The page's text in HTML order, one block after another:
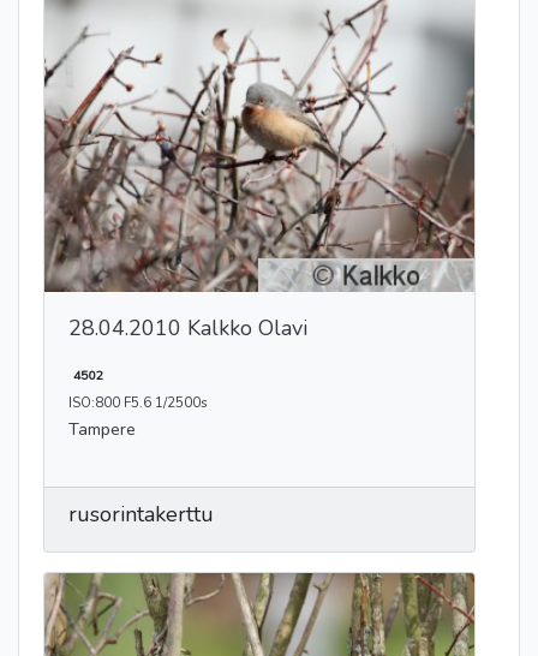
28.04.2010 Kalkko Olavi
4502
ISO:800 F5.6 1/2500s
Tampere
rusorintakerttu